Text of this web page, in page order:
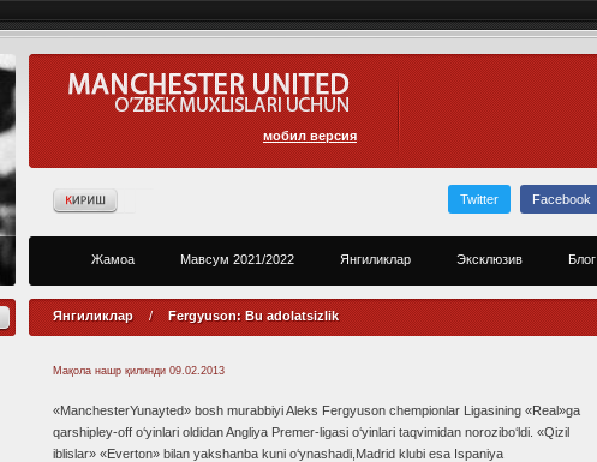
мобил версия
Twitter Facebook
Жамоа Мавсум 2021/2022 Янгиликлар Эксклюзив Блог
Янгиликлар / Fergyuson: Bu adolatsizlik
Мақола нашр қилинди 09.02.2013
«ManchesterYunayted» bosh murabbiyi Aleks Fergyuson chempionlar Ligasining «Real»ga
qarshipley-off o‘yinlari oldidan Angliya Premer-ligasi o‘yinlari taqvimidan norozibo‘ldi. «Qizil
iblislar» «Everton» bilan yakshanba kuni o‘ynashadi,Madrid klubi esa Ispaniya